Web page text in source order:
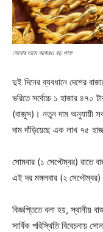
সোনার দামে আবারও বড় লাফ
দুই দিনের ব্যবধানে দেশের
ভরিতে সর্বোচ্চ ১ হাজার ৪৭০
(বাজুস)। নতুন দাম অনুযায়ী
দাম দাঁড়িয়েছে এক লাখ ৭৫
সোমবার (১ সেপ্টেম্বর) রাতে
এই দর মঙ্গলবার (২
বিজ্ঞপ্তিতে বলা হয়, স্থানীয়
সার্বিক পরিস্থিতি বিবেচনায়